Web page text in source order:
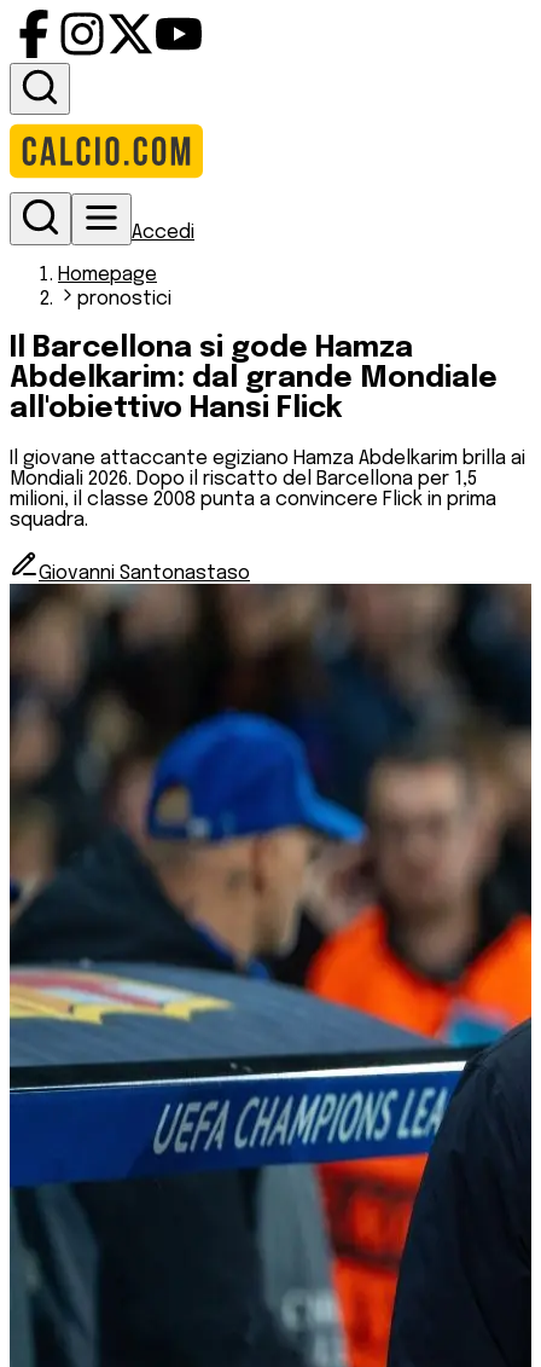
Accedi
Homepage
pronostici
Il Barcellona si gode Hamza
Abdelkarim: dal grande Mondiale
all'obiettivo Hansi Flick
Il giovane attaccante egiziano Hamza Abdelkarim brilla ai
Mondiali 2026. Dopo il riscatto del Barcellona per 1,5
milioni, il classe 2008 punta a convincere Flick in prima
squadra.
Giovanni Santonastaso